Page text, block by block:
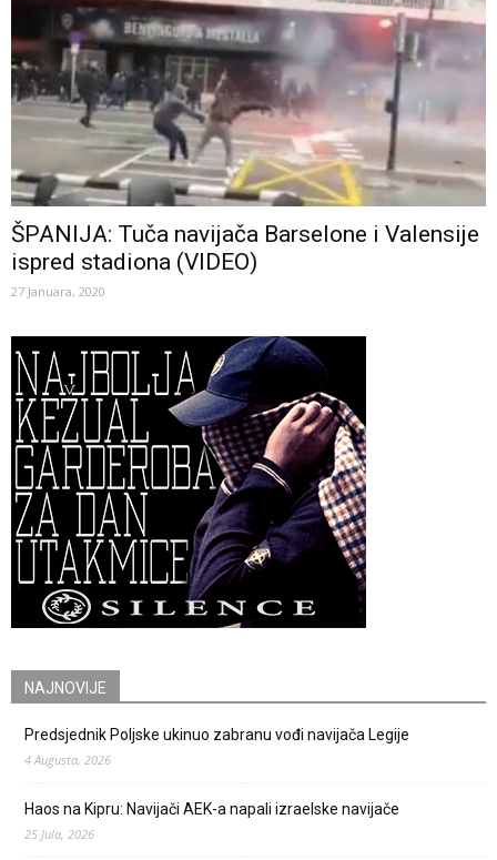
ŠPANIJA: Tuča navijača Barselone i Valensije
ispred stadiona (VIDEO)
27 Januara, 2020
NAJNOVIJE
Predsjednik Poljske ukinuo zabranu vođi navijača Legije
4 Augusta, 2026
Haos na Kipru: Navijači AEK-a napali izraelske navijače
25 Jula, 2026